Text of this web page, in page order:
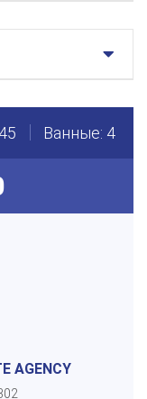
Ванные: 4
AGENCY